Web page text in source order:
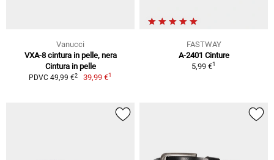
Vanucci
VXA-8 cintura in pelle, nera
Cintura in pelle
PDVC 49,99 €2 39,99 €1
FASTWAY
A-2401 Cinture
5,99 €1